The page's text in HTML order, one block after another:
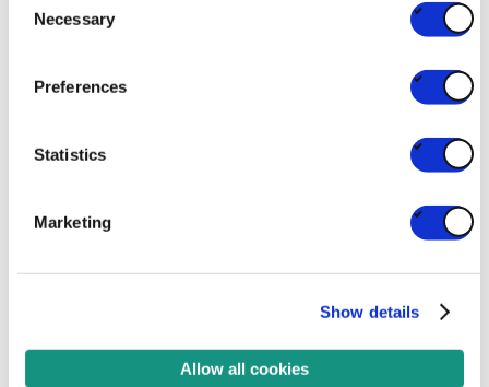
Selection
Necessary
Preferences
Statistics
Marketing
Show details
Allow all cookies
Design et graphisme
L’enseignement du XXIe siècle : coachings, expérience
“projet” où l’accent est mis sur ton épanouissement
personnel en tant que futur professionnel, en accord
avec les valeurs changeantes de la société, mais aussi de
tes futurs employeurs. En effet, soft skills, intelligence
centre de leurs préoccupations.